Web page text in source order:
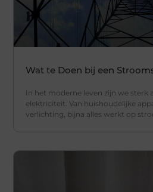
Wat te Doen bij een
In het moderne leven zijn we sterk
elektriciteit. Van huishoudelijke
verlichting, bijna alles werkt op